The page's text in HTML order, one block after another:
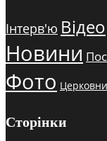
Інтерв'ю Відео
Новини
Фото
Сторінки